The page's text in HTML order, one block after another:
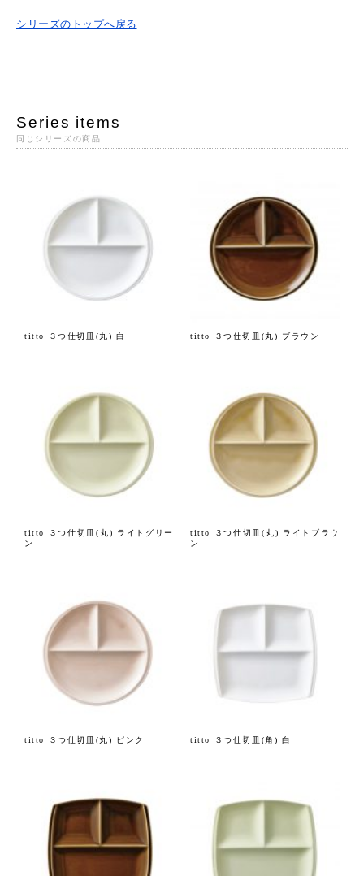
シリーズのトップへ戻る
Series items
同じシリーズの商品
titto ３つ仕切皿(丸) 白 titto ３つ仕切皿(丸) ブラウン
titto ３つ仕切皿(丸) ライトグリー
ン
titto ３つ仕切皿(丸) ライトブラウ
ン
titto ３つ仕切皿(丸) ピンク titto ３つ仕切皿(角) 白